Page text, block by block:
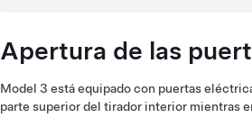
Apertura de las
Model 3 está equipado con puertas
parte superior del tirador interior mientras